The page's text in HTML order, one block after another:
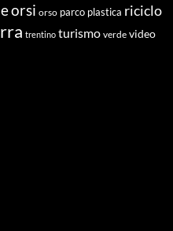
orsi orso parco plastica riciclo
trentino turismo verde video